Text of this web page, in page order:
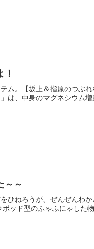
ム。【坂上＆指原のつぶ
は、中身のマグネシウム増
～～
ひねろうが、ぜんぜんわ
ッド型のふゃふにゃした物